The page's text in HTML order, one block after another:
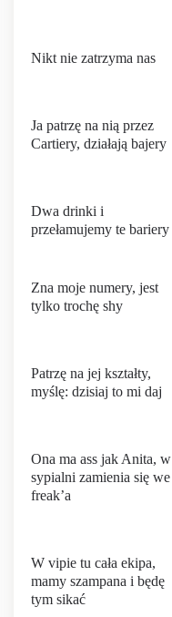
Nikt nie zatrzyma nas
Ja patrzę na nią przez
Cartiery, działają bajery
Dwa drinki i
przełamujemy te bariery
Zna moje numery, jest
tylko trochę shy
Patrzę na jej kształty,
myślę: dzisiaj to mi daj
Ona ma ass jak Anita, w
sypialni zamienia się we
freak’a
W vipie tu cała ekipa,
mamy szampana i będę
tym sikać